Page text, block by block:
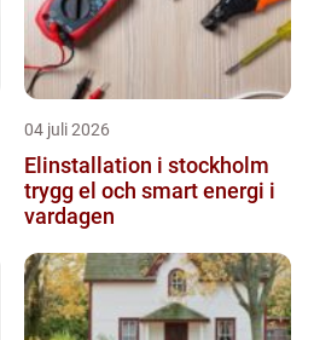
04 juli 2026
Elinstallation i stockholm
trygg el och smart energi i
vardagen